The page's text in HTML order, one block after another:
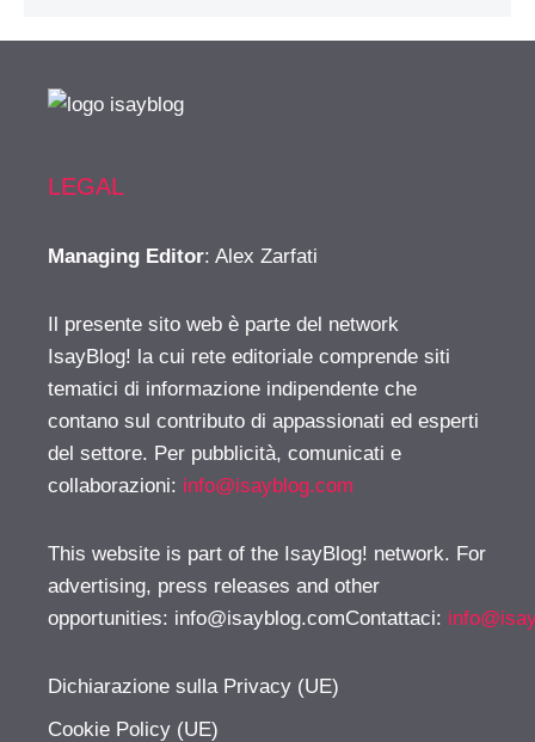
LEGAL
Managing Editor: Alex Zarfati
Il presente sito web è parte del network
IsayBlog! la cui rete editoriale comprende siti
tematici di informazione indipendente che
contano sul contributo di appassionati ed esperti
del settore. Per pubblicità, comunicati e
collaborazioni: info@isayblog.com
This website is part of the IsayBlog! network. For
advertising, press releases and other
opportunities: info@isayblog.comContattaci:
Dichiarazione sulla Privacy (UE)
Cookie Policy (UE)